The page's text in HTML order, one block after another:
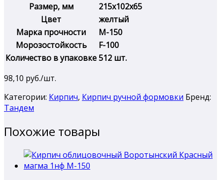
Размер, мм
215х102х65
Цвет
желтый
Марка прочности
М-150
Морозостойкость
F-100
Количество в упаковке512 шт.
98,10 руб./шт.
Категории: Кирпич, Кирпич ручной формовки Бренд:
Тандем
Похожие товары